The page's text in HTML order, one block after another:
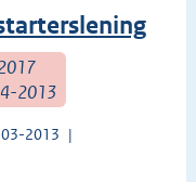
2013
2013